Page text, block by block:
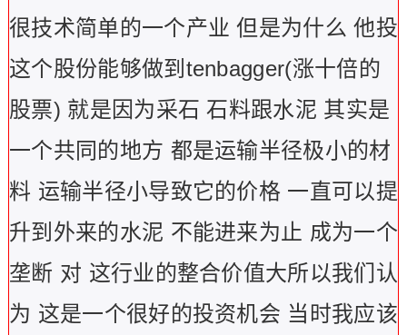
很技术简单的一个产业 但是为什么 他投
这个股份能够做到tenbagger(涨十倍的
股票) 就是因为采石 石料跟水泥 其实是
一个共同的地方 都是运输半径极小的材
料 运输半径小导致它的价格 一直可以提
升到外来的水泥 不能进来为止 成为一个
垄断 对 这行业的整合价值大所以我们认
为 这是一个很好的投资机会 当时我应该